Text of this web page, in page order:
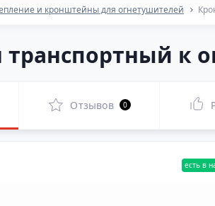
и кронштейны для огнетушителей
к
Отзывов 0
есть в